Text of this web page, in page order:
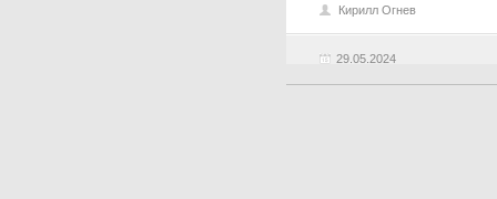
29.05.2024
Кирилл Огнев